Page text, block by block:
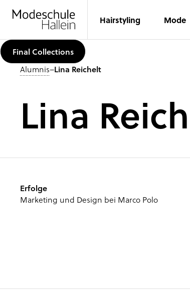
Hairstyling Mode
Final Collections
Alumnis–Lina Reichelt
Lina
Erfolge
Marketing und Design bei Marco Polo